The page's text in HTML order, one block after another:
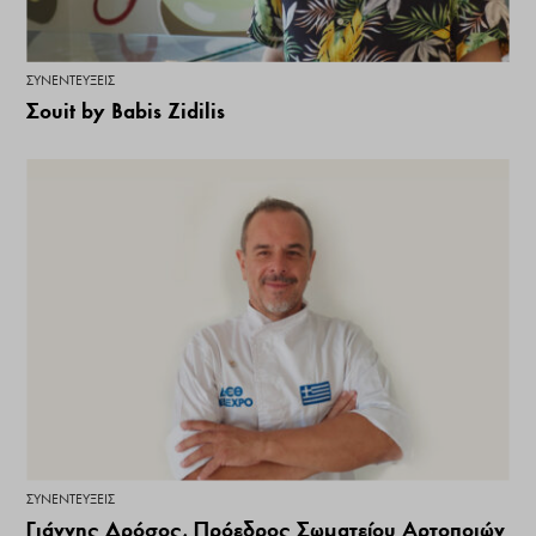
ΣΥΝΕΝΤΕΎΞΕΙΣ
Σουit by Babis Zidilis
ΣΥΝΕΝΤΕΎΞΕΙΣ
Γιάννης Δρόσος, Πρόεδρος Σωματείου Αρτοποιών